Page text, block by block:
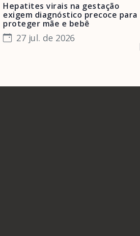
Hepatites virais na gestação
exigem diagnóstico precoce para
proteger mãe e bebê
27 jul. de 2026